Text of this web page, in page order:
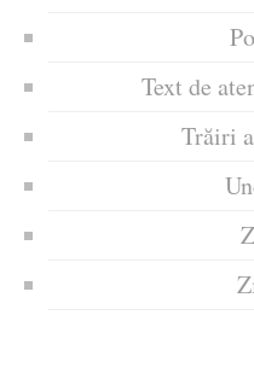
Text de
Trăiri